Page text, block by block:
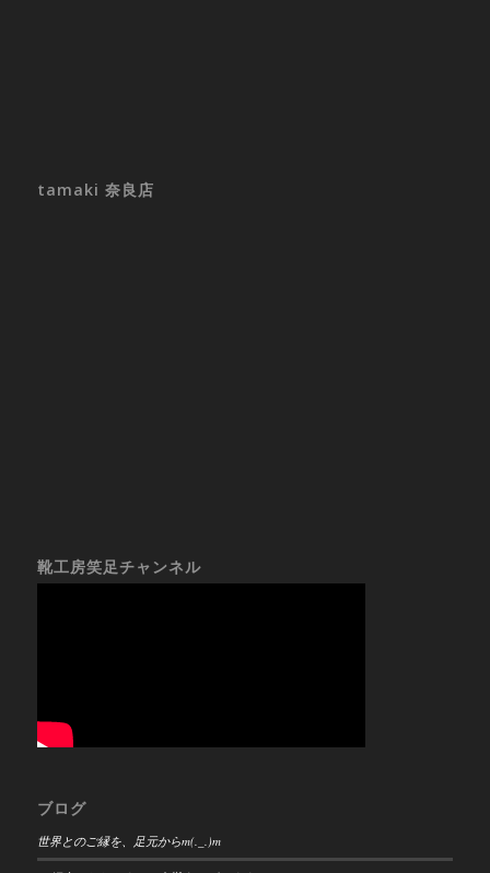
tamaki 奈良店
靴工房笑足チャンネル
ブログ
世界とのご縁を、足元からm(._.)m